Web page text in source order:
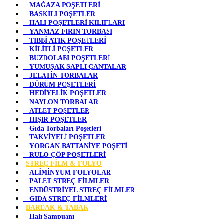
MAĞAZA POŞETLERİ
BASKILI POŞETLER
HALI POŞETLERİ KILIFLARI
YANMAZ FIRIN TORBASI
TIBBİ ATIK POŞETLERİ
KİLİTLİ POŞETLER
BUZDOLABI POŞETLERİ
YUMUŞAK SAPLI ÇANTALAR
JELATİN TORBALAR
DÜRÜM POŞETLERİ
HEDİYELİK POŞETLER
NAYLON TORBALAR
ATLET POŞETLER
HIŞIR POŞETLER
Gıda Torbaları Poşetleri
TAKVİYELİ POŞETLER
YORGAN BATTANİYE POŞETİ
RULO ÇÖP POŞETLERİ
STREÇ FİLM & FOLYO
ALİMİNYUM FOLYOLAR
PALET STREÇ FİLMLER
ENDÜSTRİYEL STREÇ FİLMLER
GIDA STREÇ FİLMLERİ
BARDAK & TABAK
Halı Şampuanı